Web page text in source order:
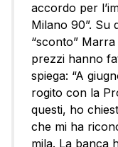
accordo per
Milano 90”. Su
“sconto”
prezzi hanno
spiega: “A
rogito con la
questi, ho
che mi ha
mila. La banca